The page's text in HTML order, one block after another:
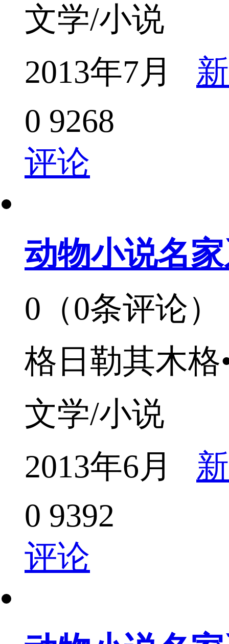
文学/小说
2013年7月
0 9268
评论
动物小说名
0（0条评论）
格日勒其木
文学/小说
2013年6月
0 9392
评论